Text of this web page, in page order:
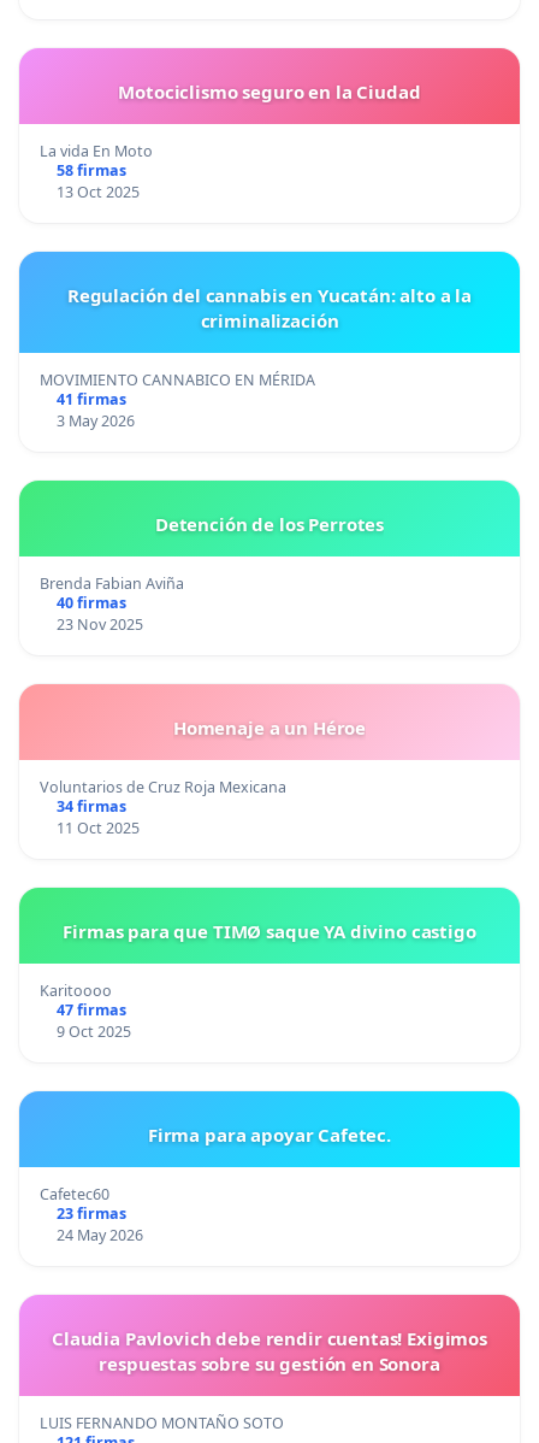
Motociclismo seguro en la Ciudad
La vida En Moto
58 firmas
13 Oct 2025
Regulación del cannabis en Yucatán: alto a la
criminalización
MOVIMIENTO CANNABICO EN MÉRIDA
41 firmas
3 May 2026
Detención de los Perrotes
Brenda Fabian Aviña
40 firmas
23 Nov 2025
Homenaje a un Héroe
Voluntarios de Cruz Roja Mexicana
34 firmas
11 Oct 2025
Firmas para que TIMØ saque YA divino castigo
Karitoooo
47 firmas
9 Oct 2025
Firma para apoyar Cafetec.
Cafetec60
23 firmas
24 May 2026
Claudia Pavlovich debe rendir cuentas! Exigimos
respuestas sobre su gestión en Sonora
LUIS FERNANDO MONTAÑO SOTO